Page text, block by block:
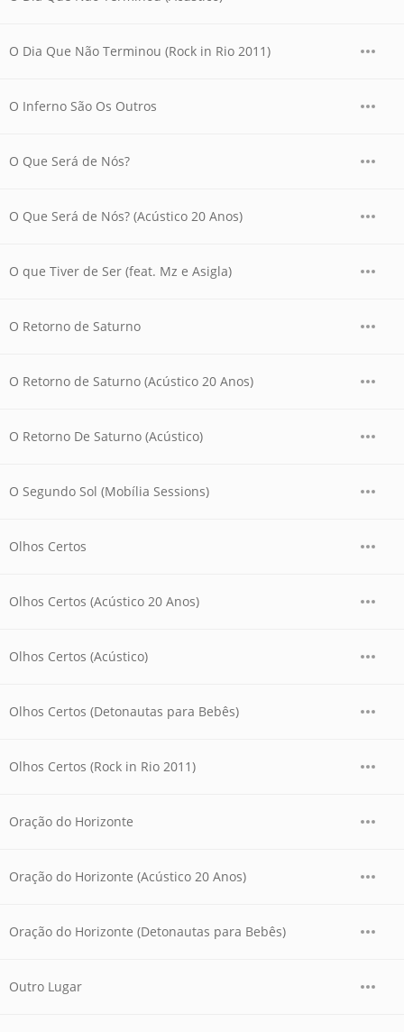
O Dia Que Não Terminou (Rock in Rio 2011)
O Inferno São Os Outros
O Que Será de Nós?
O Que Será de Nós? (Acústico 20 Anos)
O que Tiver de Ser (feat. Mz e Asigla)
O Retorno de Saturno
O Retorno de Saturno (Acústico 20 Anos)
O Retorno De Saturno (Acústico)
O Segundo Sol (Mobília Sessions)
Olhos Certos
Olhos Certos (Acústico 20 Anos)
Olhos Certos (Acústico)
Olhos Certos (Detonautas para Bebês)
Olhos Certos (Rock in Rio 2011)
Oração do Horizonte
Oração do Horizonte (Acústico 20 Anos)
Oração do Horizonte (Detonautas para Bebês)
Outro Lugar